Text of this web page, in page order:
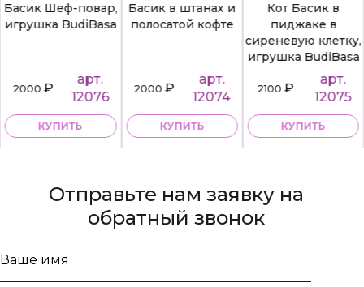
Басик Шеф-повар,
игрушка BudiBasa
2000₽
арт.
12076
КУПИТЬ
Басик в штанах и
полосатой кофте
2000₽
арт.
12074
КУПИТЬ
Кот Басик в
пиджаке в
сиреневую клетку,
игрушка BudiBasa
2100₽
арт.
12075
КУПИТЬ
Отправьте нам заявку на
обратный звонок